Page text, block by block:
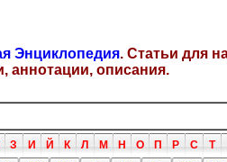
Энциклопедия. Статьи для
аннотации, описания.
З И Й К Л М Н О П Р С Т